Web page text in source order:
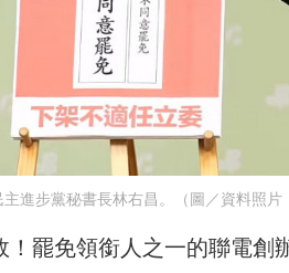
主進步黨秘書長林右昌。（圖／資料照片
！罷免領銜人之一的聯電創